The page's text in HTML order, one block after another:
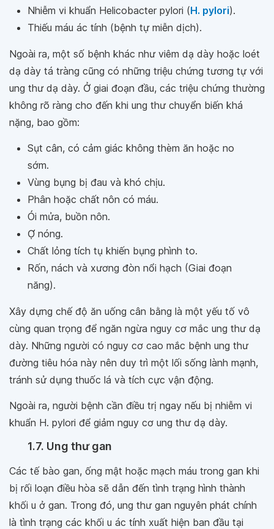
Nhiễm vi khuẩn Helicobacter pylori (H. pylori).
Thiếu máu ác tính (bệnh tự miễn dịch).
Ngoài ra, một số bệnh khác như viêm dạ dày hoặc loét
dạ dày tá tràng cũng có những triệu chứng tương tự với
ung thư dạ dày. Ở giai đoạn đầu, các triệu chứng thường
không rõ ràng cho đến khi ung thư chuyển biến khá
nặng, bao gồm:
Sụt cân, có cảm giác không thèm ăn hoặc no
sớm.
Vùng bụng bị đau và khó chịu.
Phân hoặc chất nôn có máu.
Ói mửa, buồn nôn.
Ợ nóng.
Chất lỏng tích tụ khiến bụng phình to.
Rốn, nách và xương đòn nổi hạch (Giai đoạn
năng).
Xây dựng chế độ ăn uống cân bằng là một yếu tố vô
cùng quan trọng để ngăn ngừa nguy cơ mắc ung thư dạ
dày. Những người có nguy cơ cao mắc bệnh ung thư
đường tiêu hóa này nên duy trì một lối sống lành mạnh,
tránh sử dụng thuốc lá và tích cực vận động.
Ngoài ra, người bệnh cần điều trị ngay nếu bị nhiễm vi
khuẩn H. pylori để giảm nguy cơ ung thư dạ dày.
1.7. Ung thư gan
Các tế bào gan, ống mật hoặc mạch máu trong gan khi
bị rối loạn điều hòa sẽ dẫn đến tình trạng hình thành
khối u ở gan. Trong đó, ung thư gan nguyên phát chính
là tình trạng các khối u ác tính xuất hiện ban đầu tại